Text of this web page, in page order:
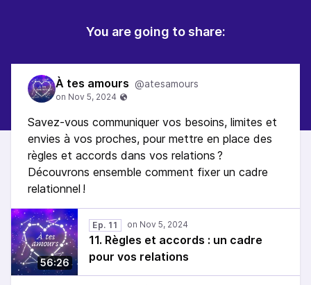
You are going to share:
À tes amours @atesamours
Savez-vous communiquer vos besoins, limites et
envies à vos proches, pour mettre en place des
règles et accords dans vos relations ?
Découvrons ensemble comment fixer un cadre
relationnel !
56:26
Ep. 11
11. Règles et accords : un cadre
pour vos relations